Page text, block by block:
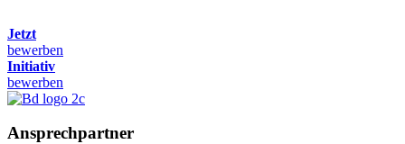
Jetzt
bewerben
Initiativ
bewerben
Ansprechpartner